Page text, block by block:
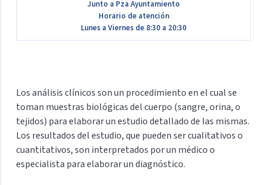
Junto a Pza Ayuntamiento
Horario de atención
Lunes a Viernes de 8:30 a 20:30
Los análisis clínicos son un procedimiento en el cual se
toman muestras biológicas del cuerpo (sangre, orina, o
tejidos) para elaborar un estudio detallado de las mismas.
Los resultados del estudio, que pueden ser cualitativos o
cuantitativos, son interpretados por un médico o
especialista para elaborar un diagnóstico.